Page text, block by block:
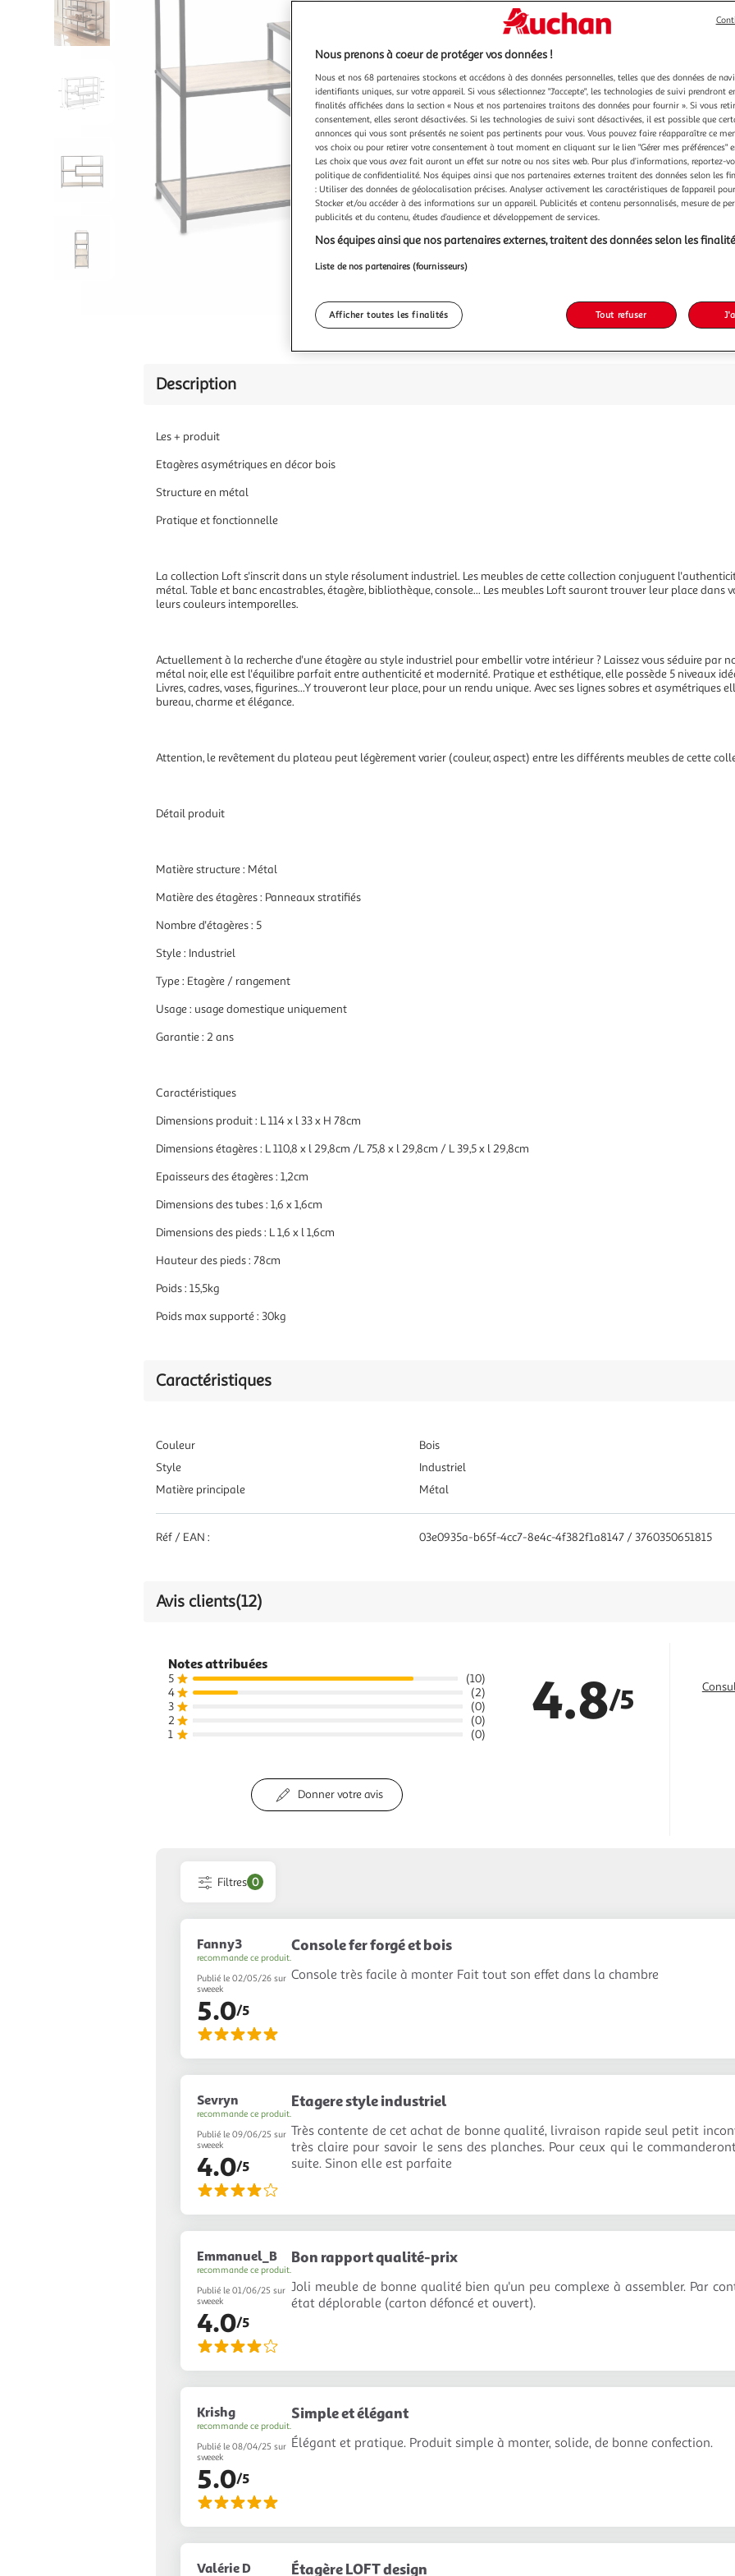
Description
Les + produit
Etagères asymétriques en décor bois
Structure en métal
Pratique et fonctionnelle
La collection Loft s'inscrit dans un style résolument industriel. Les meubles de cette collection conjuguent
métal. Table et banc encastrables, étagère, bibliothèque, console... Les meubles Loft sauront trouver leur place dans
leurs couleurs intemporelles.
Actuellement à la recherche d'une étagère au style industriel pour embellir votre intérieur ? Laissez vous séduire par
métal noir, elle est l'équilibre parfait entre authenticité et modernité. Pratique et esthétique, elle possède 5 niveaux
Livres, cadres, vases, figurines...Y trouveront leur place, pour un rendu unique. Avec ses lignes sobres et asymétriques
bureau, charme et élégance.
Attention, le revêtement du plateau peut légèrement varier (couleur, aspect) entre les différents meubles de cette
Détail produit
Matière structure : Métal
Matière des étagères : Panneaux stratifiés
Nombre d'étagères : 5
Style : Industriel
Type : Etagère / rangement
Usage : usage domestique uniquement
Garantie : 2 ans
Caractéristiques
Dimensions produit : L 114 x l 33 x H 78cm
Dimensions étagères : L 110,8 x l 29,8cm /L 75,8 x l 29,8cm / L 39,5 x l 29,8cm
Epaisseurs des étagères : 1,2cm
Dimensions des tubes : 1,6 x 1,6cm
Dimensions des pieds : L 1,6 x l 1,6cm
Hauteur des pieds : 78cm
Poids : 15,5kg
Poids max supporté : 30kg
Caractéristiques
Couleur
Bois
Style
Industriel
Matière principale
Métal
Réf / EAN : 03e0935a-b65f-4cc7-8e4c-4f382f1a8147 / 3760350651815
Avis clients(12)
Notes attribuées
5
(10)
4
(2)
3
(0)
2
(0)
1
(0)
4.8/5
Donner votre avis
Filtres 0
Fanny3
recommande ce produit.
Publié le 02/05/26 sur
sweeek
5.0/5
Console fer forgé et bois
Console très facile à monter Fait tout son effet dans la chambre
Sevryn
recommande ce produit.
Publié le 09/06/25 sur
sweeek
4.0/5
Etagere style industriel
Très contente de cet achat de bonne qualité, livraison rapide seul petit
très claire pour savoir le sens des planches. Pour ceux qui le
suite. Sinon elle est parfaite
Emmanuel_B
recommande ce produit.
Publié le 01/06/25 sur
sweeek
4.0/5
Bon rapport qualité-prix
Joli meuble de bonne qualité bien qu'un peu complexe à assembler. Par
état déplorable (carton défoncé et ouvert).
Krishg
recommande ce produit.
Publié le 08/04/25 sur
sweeek
5.0/5
Simple et élégant
Élégant et pratique. Produit simple à monter, solide, de bonne confection.
Valérie D Étagère LOFT design
Nous prenons à coeur de protéger vos données !
Nous et nos 68 partenaires stockons et accédons à des données personnelles, telles que des données de
identifiants uniques, sur votre appareil. Si vous sélectionnez "J'accepte", les technologies de suivi prendront
finalités affichées dans la section « Nous et nos partenaires traitons des données pour fournir ». Si vous
consentement, elles seront désactivées. Si les technologies de suivi sont désactivées, il est possible que
annonces qui vous sont présentés ne soient pas pertinents pour vous. Vous pouvez faire réapparaître ce
vos choix ou pour retirer votre consentement à tout moment en cliquant sur le lien "Gérer mes préférences"
Les choix que vous avez fait auront un effet sur notre ou nos sites web. Pour plus d’informations, reportez-
politique de confidentialité. Nos équipes ainsi que nos partenaires externes traitent des données selon les
: Utiliser des données de géolocalisation précises. Analyser activement les caractéristiques de l’appareil
Stocker et/ou accéder à des informations sur un appareil. Publicités et contenu personnalisés, mesure de
publicités et du contenu, études d’audience et développement de services.
Nos équipes ainsi que nos partenaires externes, traitent des données selon les
Liste de nos partenaires (fournisseurs)
Afficher toutes les finalités Tout refuser